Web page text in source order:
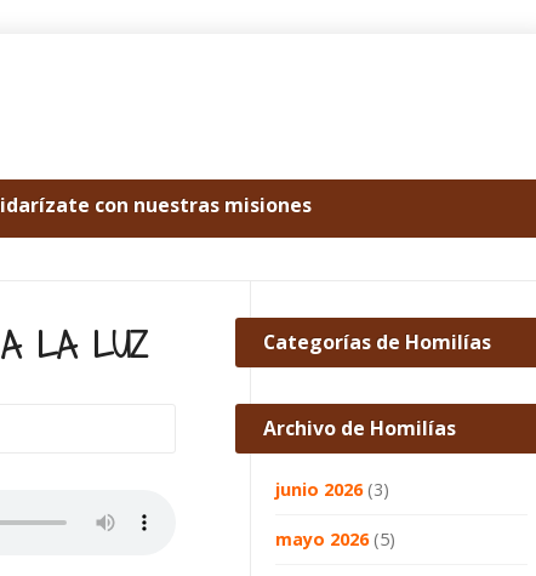
con nuestras misiones
LA LUZ Categorías de Homilías
Archivo de Homilías
junio 2026(3)
mayo 2026(5)